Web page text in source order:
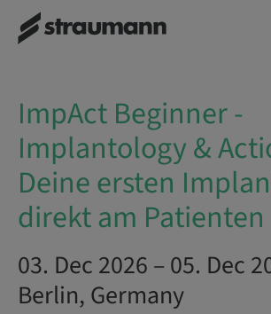
ImpAct Beginner -
Implantology & Action: Deine
ImpAct Beginner -
Implantology &
Deine ersten
direkt am Patienten
03. Dec 2026 – 05. Dec
Berlin, Germany